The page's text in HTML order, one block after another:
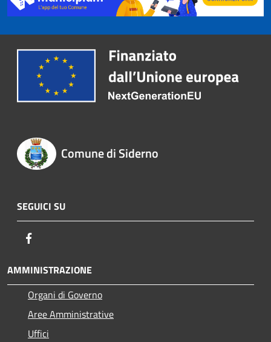
Comune di Siderno
SEGUICI SU
AMMINISTRAZIONE
Organi di Governo
Aree Amministrative
Uffici